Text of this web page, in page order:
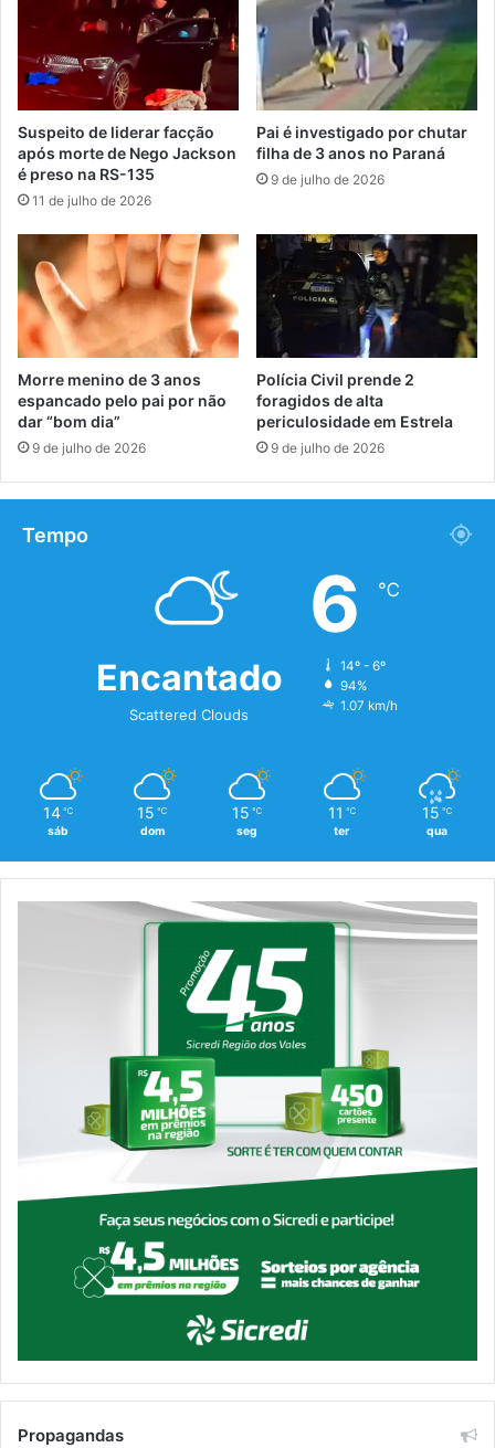
Suspeito de liderar facção
após morte de Nego Jackson
é preso na RS-135
11 de julho de 2026
Pai é investigado por chutar
filha de 3 anos no Paraná
9 de julho de 2026
Morre menino de 3 anos
espancado pelo pai por não
dar “bom dia”
9 de julho de 2026
Polícia Civil prende 2
foragidos de alta
periculosidade em Estrela
9 de julho de 2026
Tempo
Encantado
Scattered Clouds
6 ℃
14º - 6º
94%
1.07 km/h
14 ℃
sáb
15 ℃
dom
15 ℃
seg
11 ℃
ter
15 ℃
qua
Propagandas